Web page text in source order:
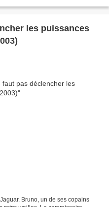
les puissances
Bruno, un de ses copains